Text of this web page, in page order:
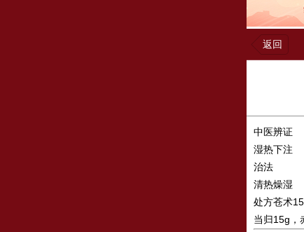
返回
中医辨证
湿热下注
治法
清热燥湿
处方苍术
当归15g，